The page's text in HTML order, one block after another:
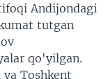
Andijondagi
tutgan
qo'yilgan.
Toshkent